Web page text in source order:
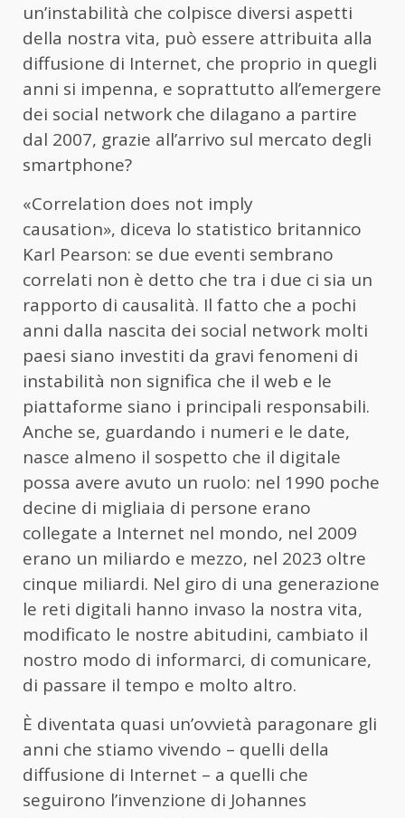
un’instabilità che colpisce diversi aspetti
della nostra vita, può essere attribuita alla
diffusione di Internet, che proprio in quegli
anni si impenna, e soprattutto all’emergere
dei social network che dilagano a partire
dal 2007, grazie all’arrivo sul mercato degli
smartphone?
«Correlation does not imply
causation», diceva lo statistico britannico
Karl Pearson: se due eventi sembrano
correlati non è detto che tra i due ci sia un
rapporto di causalità. Il fatto che a pochi
anni dalla nascita dei social network molti
paesi siano investiti da gravi fenomeni di
instabilità non significa che il web e le
piattaforme siano i principali responsabili.
Anche se, guardando i numeri e le date,
nasce almeno il sospetto che il digitale
possa avere avuto un ruolo: nel 1990 poche
decine di migliaia di persone erano
collegate a Internet nel mondo, nel 2009
erano un miliardo e mezzo, nel 2023 oltre
cinque miliardi. Nel giro di una generazione
le reti digitali hanno invaso la nostra vita,
modificato le nostre abitudini, cambiato il
nostro modo di informarci, di comunicare,
di passare il tempo e molto altro.
È diventata quasi un’ovvietà paragonare gli
anni che stiamo vivendo – quelli della
diffusione di Internet – a quelli che
seguirono l’invenzione di Johannes